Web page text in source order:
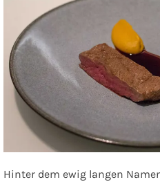
Hinter dem ewig langen